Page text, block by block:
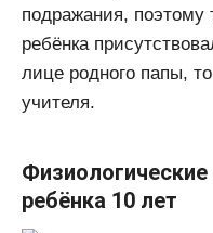
подражания, поэтому
ребёнка
лице родного папы,
учителя.
ребёнка 10 лет